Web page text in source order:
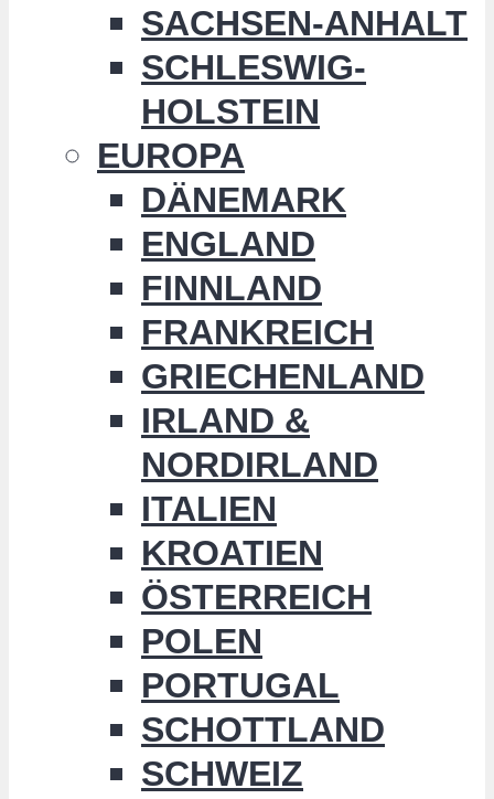
SACHSEN-ANHALT
SCHLESWIG-
HOLSTEIN
EUROPA
DÄNEMARK
ENGLAND
FINNLAND
FRANKREICH
GRIECHENLAND
IRLAND &
NORDIRLAND
ITALIEN
KROATIEN
ÖSTERREICH
POLEN
PORTUGAL
SCHOTTLAND
SCHWEIZ